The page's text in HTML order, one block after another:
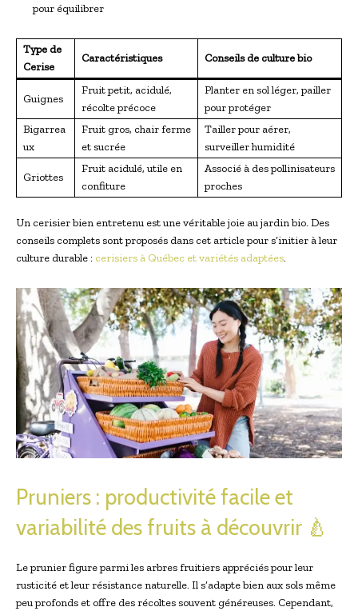
pour équilibrer
Type de
Cerise
Caractéristiques Conseils de culture bio
Guignes
Fruit petit, acidulé,
récolte précoce
Planter en sol léger, pailler
pour protéger
Bigarrea
ux
Fruit gros, chair ferme
et sucrée
Tailler pour aérer,
surveiller humidité
Griottes
Fruit acidulé, utile en
confiture
Associé à des pollinisateurs
proches
Un cerisier bien entretenu est une véritable joie au jardin bio. Des
conseils complets sont proposés dans cet article pour s’initier à leur
culture durable : cerisiers à Québec et variétés adaptées.
Pruniers : productivité facile et
variabilité des fruits à découvrir 🍐
Le prunier figure parmi les arbres fruitiers appréciés pour leur
rusticité et leur résistance naturelle. Il s’adapte bien aux sols même
peu profonds et offre des récoltes souvent généreuses. Cependant,